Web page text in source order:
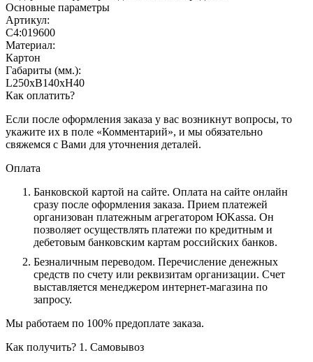
Основные параметры
Артикул:
С4:019600
Материал:
Картон
Габариты (мм.):
L250хB140хH40
Как оплатить?
Если после оформления заказа у вас возникнут вопросы, то
укажите их в поле «Комментарий», и мы обязательно
свяжемся с Вами для уточнения деталей.
Оплата
Банковской картой на сайте. Оплата на сайте онлайн
сразу после оформления заказа. Прием платежей
организован платежным агрегатором ЮKassa. Он
позволяет осуществлять платежи по кредитным и
дебетовым банковским картам российских банков.
Безналичным переводом. Перечисление денежных
средств по счету или реквизитам организации. Счет
выставляется менеджером интернет-магазина по
запросу.
Мы работаем по 100% предоплате заказа.
Как получить? 1. Самовывоз